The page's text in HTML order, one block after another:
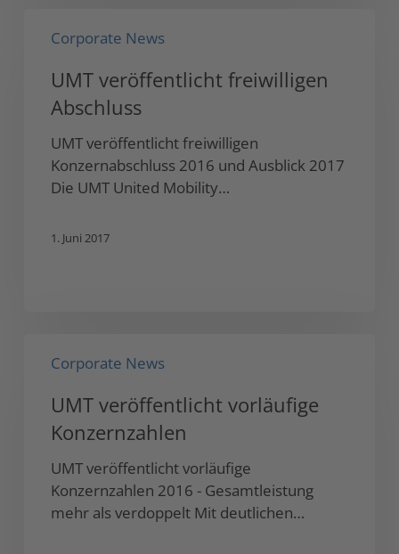
veröffentlicht
Abschluss
Corporate News
UMT veröffentlicht freiwilligen
Abschluss
UMT veröffentlicht freiwilligen
Konzernabschluss 2016 und Ausblick 2017
Die UMT United Mobility…
1. Juni 2017
veröffentlicht
Konzernzahlen
Corporate News
UMT veröffentlicht vorläufige
Konzernzahlen
UMT veröffentlicht vorläufige
Konzernzahlen 2016 - Gesamtleistung
mehr als verdoppelt Mit deutlichen…